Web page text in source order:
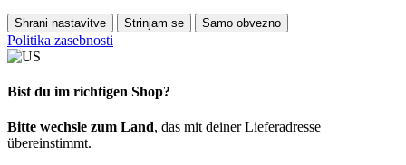
Shrani nastavitve Strinjam se Samo obvezno
Politika zasebnosti
Bist du im richtigen Shop?
Bitte wechsle zum Land, das mit deiner Lieferadresse
übereinstimmt.